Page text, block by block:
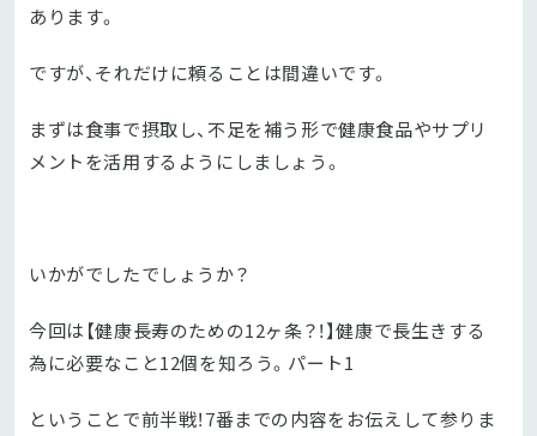
あります。
ですが、それだけに頼ることは間違いです。
まずは食事で摂取し、不足を補う形で健康食品やサプリ
メントを活用するようにしましょう。
いかがでしたでしょうか？
今回は【健康長寿のための12ヶ条？！】健康で長生きする
為に必要なこと12個を知ろう。パート1
ということで前半戦！7番までの内容をお伝えして参りま